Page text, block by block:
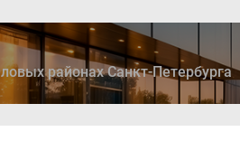
районах Санкт-Петербурга